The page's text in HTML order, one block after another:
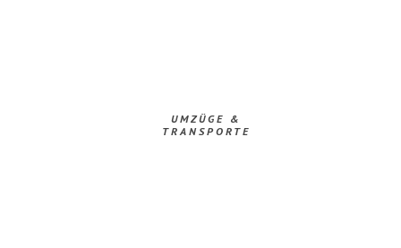
UMZÜGE &
TRANSPORTE